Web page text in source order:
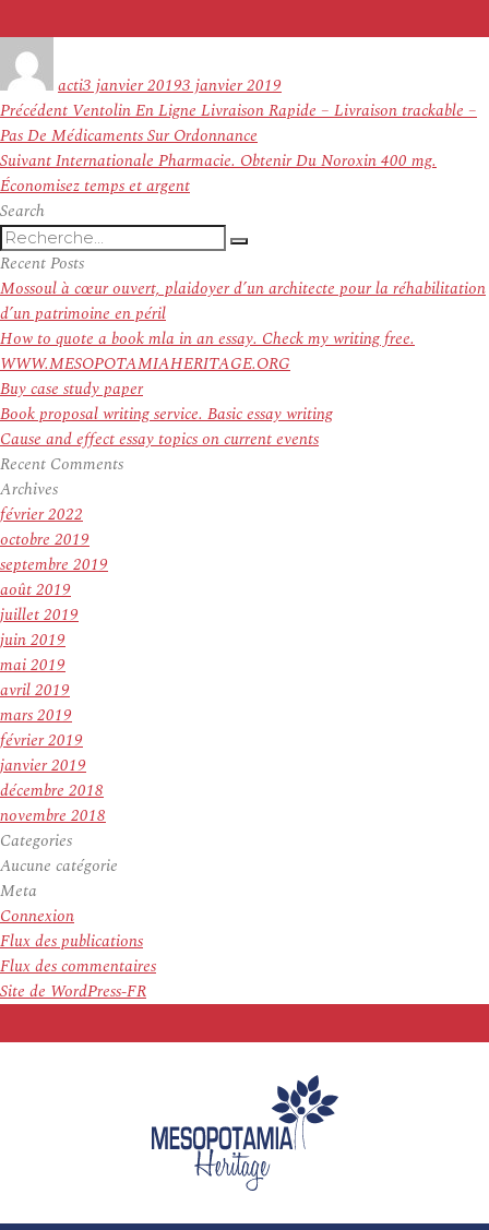
actile
3 janvier 20193 janvier 2019
Navigation
de
l’article
Précédent Article
précédent :
Ventolin En Ligne Livraison Rapide – Livraison trackable –
Pas De Médicaments Sur Ordonnance
SuivantArticle
suivant :
Internationale Pharmacie. Obtenir Du Noroxin 400 mg.
Économisez temps et argent
Search
Recherche
pour
:
Recherche
Recent Posts
Mossoul à cœur ouvert, plaidoyer d’un architecte pour la réhabilitation
d’un patrimoine en péril
How to quote a book mla in an essay. Check my writing free.
WWW.MESOPOTAMIAHERITAGE.ORG
Buy case study paper
Book proposal writing service. Basic essay writing
Cause and effect essay topics on current events
Recent Comments
Archives
février 2022
octobre 2019
septembre 2019
août 2019
juillet 2019
juin 2019
mai 2019
avril 2019
mars 2019
février 2019
janvier 2019
décembre 2018
novembre 2018
Categories
Aucune catégorie
Meta
Connexion
Flux des publications
Flux des commentaires
Site de WordPress-FR